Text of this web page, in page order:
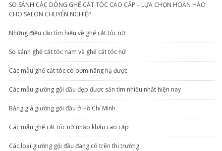
SO SÁNH CÁC DÒNG GHẾ CẮT TÓC CAO CẤP – LỰA CHỌN HOÀN HẢO
CHO SALON CHUYÊN NGHIỆP
Những điều cần tìm hiểu về ghế cắt tóc nữ
So sánh ghế cắt tóc nam và ghế cắt tóc nữ
Các mẫu ghế cắt tóc có bơm nâng hạ được
Các mẫu giường gội đầu đẹp được săn tìm nhiều nhất hiện nay
Bảng giá giường gội đầu ở Hồ Chí Minh
Các mẫu ghế cắt tóc nữ nhập khẩu cao cấp
Các loại giường gội đầu đang có trên thị trường